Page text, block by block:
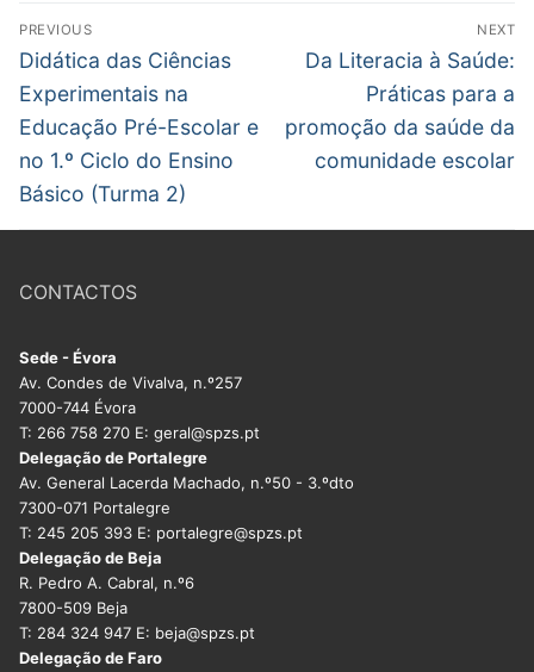
DOCENTES APOSENTADOS
Formação
Área de Sócios
Revista Intervir
Contactos
Navegação
de
artigos
PREVIOUS
Previous
post:
Didática das Ciências
Experimentais na
Educação Pré-Escolar e
no 1.º Ciclo do Ensino
Básico (Turma 2)
NEXT
Next
Da Literacia à Saúde:
Práticas para a
promoção da saúde da
comunidade escolar
CONTACTOS
Sede - Évora
Av. Condes de Vivalva, n.º257
7000-744 Évora
T: 266 758 270 E: geral@spzs.pt
Delegação de Portalegre
Av. General Lacerda Machado, n.º50 - 3.ºdto
7300-071 Portalegre
T: 245 205 393 E: portalegre@spzs.pt
Delegação de Beja
R. Pedro A. Cabral, n.º6
7800-509 Beja
T: 284 324 947 E: beja@spzs.pt
Delegação de Faro